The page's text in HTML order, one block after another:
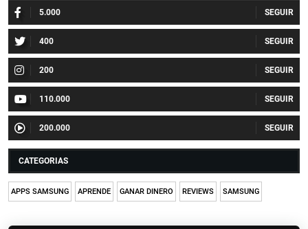
5.000
400
200
110.000
200.000
CATEGORIAS
APPS SAMSUNG APRENDE GANAR DINERO REVIEWS SAMSUNG